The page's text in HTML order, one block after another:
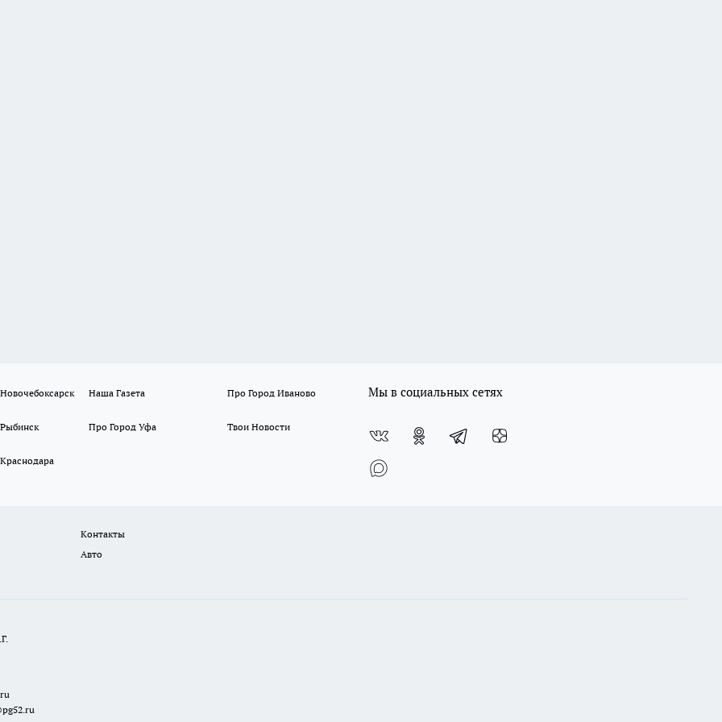
Наша Газета Про Город Иваново
Про Город Уфа Твои Новости
Мы в социальных сетях
Контакты
Авто